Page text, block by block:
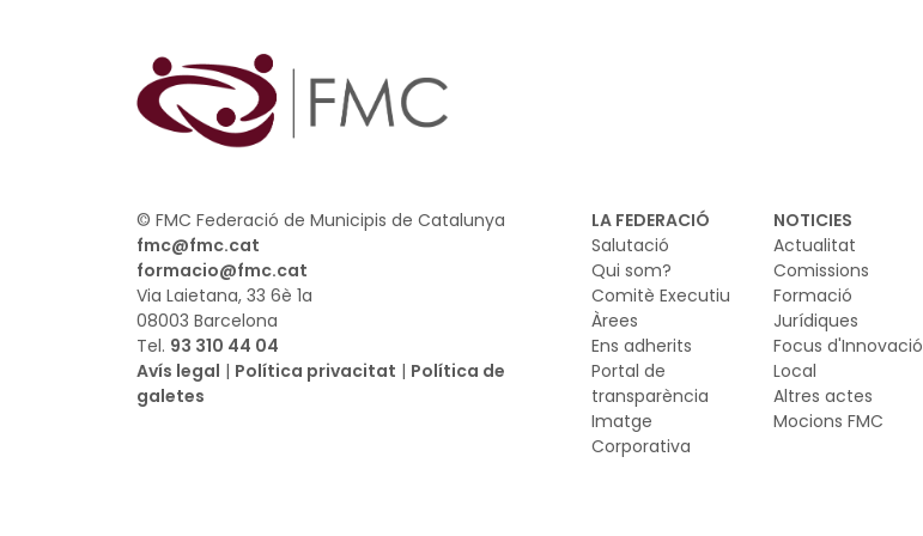
LA FEDERACIÓ
Salutació
Qui som?
Comitè Executiu
Àrees
Ens adherits
Portal de
transparència
Imatge
Corporativa
NOTICIES
Actualitat
Comissions
Formació
Jurídiques
Focus d'Innovació
Local
Altres actes
Mocions FMC
© FMC Federació de Municipis de Catalunya
fmc@fmc.cat
formacio@fmc.cat
Via Laietana, 33 6è 1a
08003 Barcelona
Tel. 93 310 44 04
Avís legal | Política privacitat | Política de
galetes